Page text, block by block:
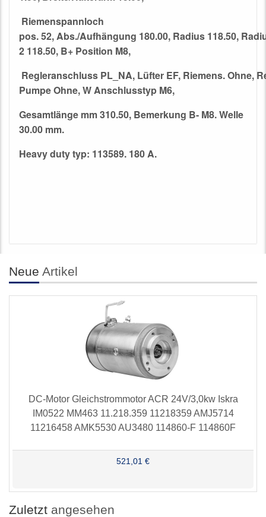
Riemenspannloch
pos. 52,Abs./Aufhängung 180.00, Radius 118.50,
2 118.50, B+ Position M8,
Regleranschluss PL_NA, Lüfter EF, Riemens. Ohne,
Pumpe Ohne,W Anschlusstyp M6,
Gesamtlänge mm 310.50, Bemerkung B- M8. Welle
30.00 mm.
Heavy duty typ: 113589. 180 A.
Neue Artikel
DC-Motor Gleichstrommotor ACR 24V/3,0kw Iskra
IM0522 MM463 11.218.359 11218359 AMJ5714
11216458 AMK5530 AU3480 114860-F 114860F
521,01 €
Zuletzt angesehen